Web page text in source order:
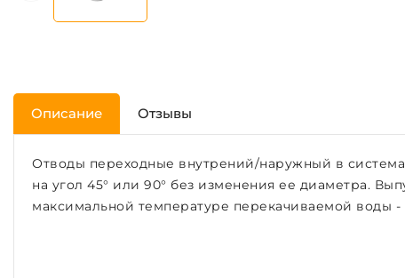
Описание Отзывы
Отводы переходные внутрений/наружный в
на угол 45° или 90° без изменения ее диаметра.
максимальной температуре перекачиваемой воды -